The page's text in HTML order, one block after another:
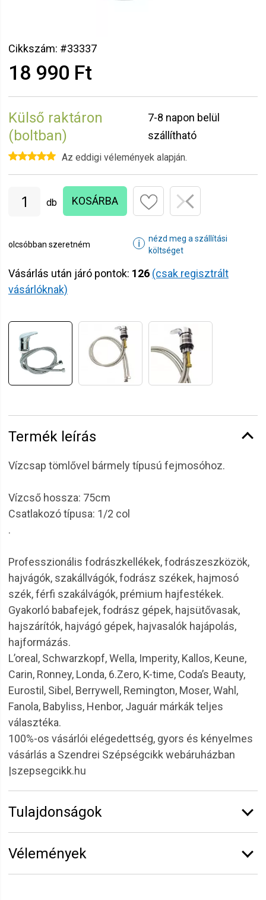
Cikkszám: #33337
18 990 Ft
Külső raktáron
(boltban)
7-8 napon belül
szállítható
Az eddigi vélemények alapján.
db KOSÁRBA
olcsóbban szeretném ℹ
nézd meg a szállítási
költséget
Vásárlás után járó pontok: 126 (csak regisztrált
vásárlóknak)
Termék leírás
Vízcsap tömlővel bármely típusú fejmosóhoz.
Vízcső hossza: 75cm
Csatlakozó típusa: 1/2 col
.
Professzionális fodrászkellékek, fodrászeszközök,
hajvágók, szakállvágók, fodrász székek, hajmosó
szék, férfi szakálvágók, prémium hajfestékek.
Gyakorló babafejek, fodrász gépek, hajsütővasak,
hajszárítók, hajvágó gépek, hajvasalók hajápolás,
hajformázás.
L’oreal, Schwarzkopf, Wella, Imperity, Kallos, Keune,
Carin, Ronney, Londa, 6.Zero, K-time, Coda’s Beauty,
Eurostil, Sibel, Berrywell, Remington, Moser, Wahl,
Fanola, Babyliss, Henbor, Jaguár márkák teljes
választéka.
100%-os vásárlói elégedettség, gyors és kényelmes
vásárlás a Szendrei Szépségcikk webáruházban
|szepsegcikk.hu
Tulajdonságok
Vélemények